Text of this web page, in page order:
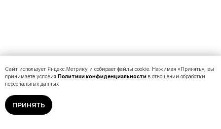
Сайт использует Яндекс.Метрику и собирает файлы cookie. Нажимая «Принять», вы
принимаете условия Политики конфиденциальности в отношении обработки
персональных данных
ПРИНЯТЬ